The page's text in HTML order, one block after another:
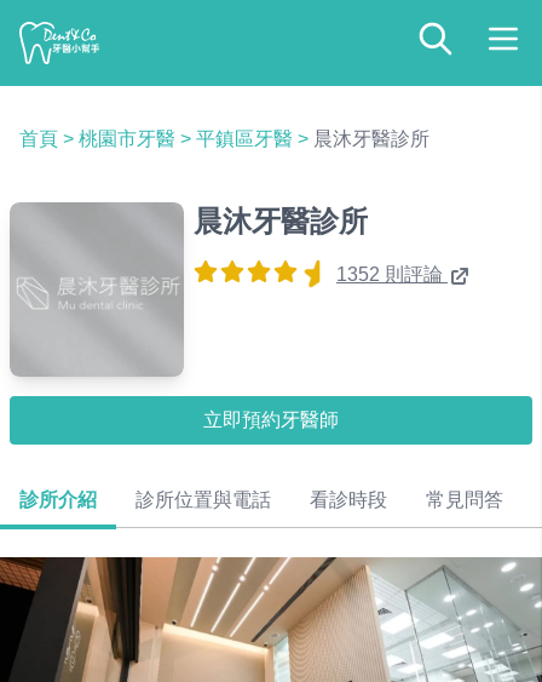
首頁 > 桃園市牙醫 > 平鎮區牙醫 > 晨沐牙醫診所
晨沐牙醫診所
1352 則評論
立即預約牙醫師
診所介紹 診所位置與電話 看診時段 常見問答